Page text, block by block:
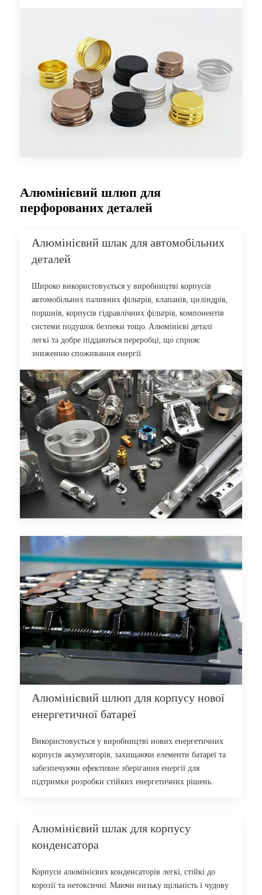
Алюмінієвий шлюп для
перфорованих деталей
Алюмінієвий шлак для автомобільних
деталей
Широко використовується у виробництві корпусів
автомобільних паливних фільтрів, клапанів, циліндрів,
поршнів, корпусів гідравлічних фільтрів, компонентів
системи подушок безпеки тощо. Алюмінієві деталі
легкі та добре піддаються переробці, що сприяє
зниженню споживання енергії.
Алюмінієвий шлюп для корпусу нової
енергетичної батареї
Використовується у виробництві нових енергетичних
корпусів акумуляторів, захищаючи елементи батареї та
забезпечуючи ефективне зберігання енергії для
підтримки розробки стійких енергетичних рішень.
Алюмінієвий шлак для корпусу
конденсатора
Корпуси алюмінієвих конденсаторів легкі, стійкі до
корозії та нетоксичні. Маючи низьку щільність і чудову